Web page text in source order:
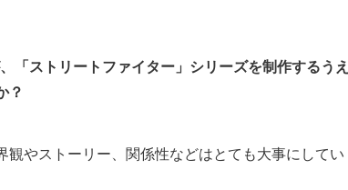
ストリートファイター」シリーズを制作するうえ
？
やストーリー、関係性などはとても大事にしてい